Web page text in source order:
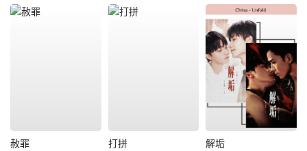
赦罪 打拼 解垢